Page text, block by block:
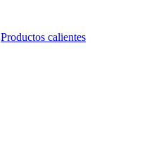
Productos calientes